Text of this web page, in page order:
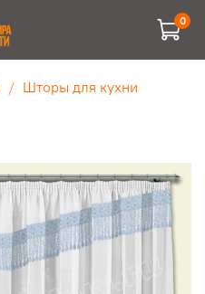
0
Шторы для кухни